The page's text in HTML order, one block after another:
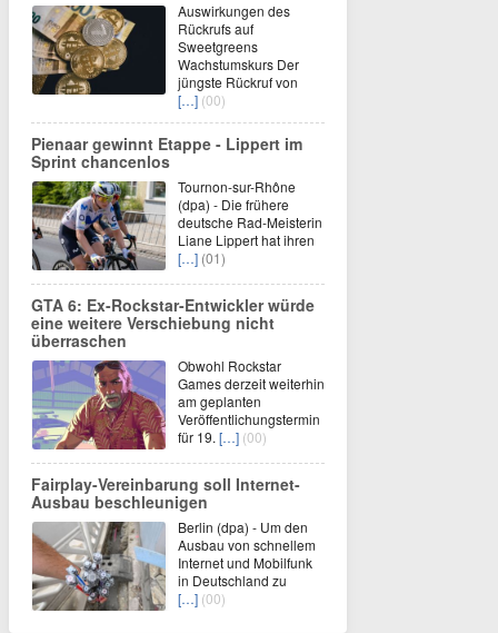
Auswirkungen des
Rückrufs auf
Sweetgreens
Wachstumskurs Der
jüngste Rückruf von
[…] (00)
Pienaar gewinnt Etappe - Lippert im
Sprint chancenlos
Tournon-sur-Rhône
(dpa) - Die frühere
deutsche Rad-Meisterin
Liane Lippert hat ihren
[…] (01)
GTA 6: Ex-Rockstar-Entwickler würde
eine weitere Verschiebung nicht
überraschen
Obwohl Rockstar
Games derzeit weiterhin
am geplanten
Veröffentlichungstermin
für 19. […] (00)
Fairplay-Vereinbarung soll Internet-
Ausbau beschleunigen
Berlin (dpa) - Um den
Ausbau von schnellem
Internet und Mobilfunk
in Deutschland zu
[…] (00)